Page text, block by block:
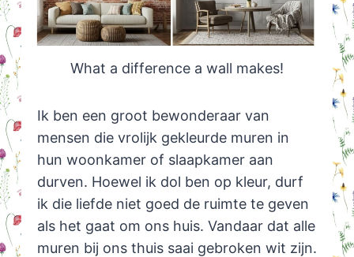
What a difference a wall makes!
Ik ben een groot bewonderaar van
mensen die vrolijk gekleurde muren in
hun woonkamer of slaapkamer aan
durven. Hoewel ik dol ben op kleur, durf
ik die liefde niet goed de ruimte te geven
als het gaat om ons huis. Vandaar dat alle
muren bij ons thuis saai gebroken wit zijn.